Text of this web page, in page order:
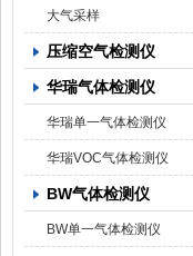
大气采样
压缩空气检测仪
华瑞气体检测仪
华瑞单一气体检测仪
华瑞VOC气体检测仪
BW气体检测仪
BW单一气体检测仪